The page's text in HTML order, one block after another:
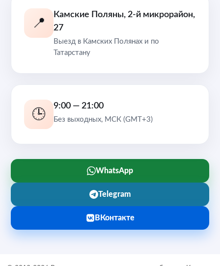
📍
Камские Поляны, 2-й микрорайон,
27
Выезд в Камских Полянах и по
Татарстану
🕒
9:00 — 21:00
Без выходных, МСК (GMT+3)
WhatsApp
Telegram
ВКонтакте